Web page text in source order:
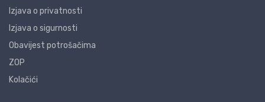
Izjava o privatnosti
Izjava o sigurnosti
Obavijest potrošačima
ZOP
Kolačići